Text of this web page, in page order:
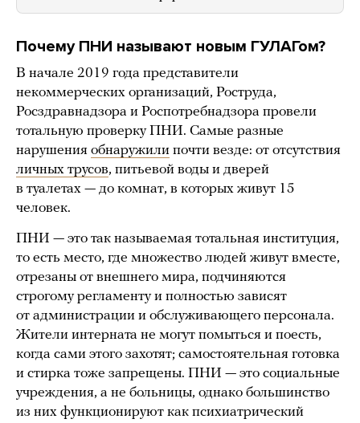
Почему ПНИ называют новым ГУЛАГом?
В начале 2019 года представители
некоммерческих организаций, Роструда,
Росздравнадзора и Роспотребнадзора провели
тотальную проверку ПНИ. Самые разные
нарушения обнаружили почти везде: от отсутствия
личных трусов, питьевой воды и дверей
в туалетах — до комнат, в которых живут 15
человек.
ПНИ — это так называемая тотальная институция,
то есть место, где множество людей живут вместе,
отрезаны от внешнего мира, подчиняются
строгому регламенту и полностью зависят
от администрации и обслуживающего персонала.
Жители интерната не могут помыться и поесть,
когда сами этого захотят; самостоятельная готовка
и стирка тоже запрещены. ПНИ — это социальные
учреждения, а не больницы, однако большинство
из них функционируют как психиатрический